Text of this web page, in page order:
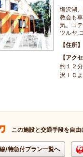
塩沢湖
教会も
気。コ
ツルヤ,
住所
アク
約１２
沢ＩＣ
この施設と交通手段を自
/特急付プラン一覧へ